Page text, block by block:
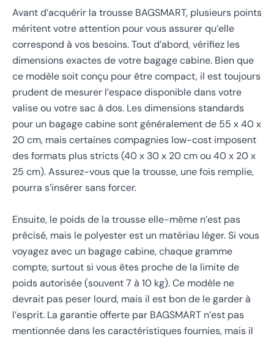
Avant d’acquérir la trousse BAGSMART, plusieurs points
méritent votre attention pour vous assurer qu’elle
correspond à vos besoins. Tout d’abord, vérifiez les
dimensions exactes de votre bagage cabine. Bien que
ce modèle soit conçu pour être compact, il est toujours
prudent de mesurer l’espace disponible dans votre
valise ou votre sac à dos. Les dimensions standards
pour un bagage cabine sont généralement de 55 x 40 x
20 cm, mais certaines compagnies low-cost imposent
des formats plus stricts (40 x 30 x 20 cm ou 40 x 20 x
25 cm). Assurez-vous que la trousse, une fois remplie,
pourra s’insérer sans forcer.
Ensuite, le poids de la trousse elle-même n’est pas
précisé, mais le polyester est un matériau léger. Si vous
voyagez avec un bagage cabine, chaque gramme
compte, surtout si vous êtes proche de la limite de
poids autorisée (souvent 7 à 10 kg). Ce modèle ne
devrait pas peser lourd, mais il est bon de le garder à
l’esprit. La garantie offerte par BAGSMART n’est pas
mentionnée dans les caractéristiques fournies, mais il